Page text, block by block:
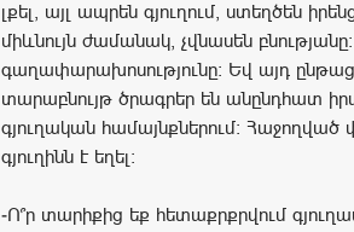
լքել, այլ ապրեն գյուղում, ստեղծեն
միևնույն ժամանակ, չվնասեն
գաղափարախոսությունը։ Եվ այդ
տարաբնույթ ծրագրեր են անընդհատ
գյուղական համայնքներում։ Հաջողված
գյուղինն է եղել։
-Ո՞ր տարիքից եք հետաքրքրվում